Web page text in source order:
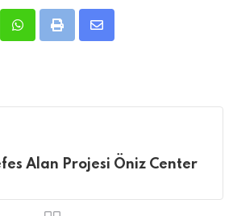
WhatsappPrint
Share
Alan Projesi Öniz Center